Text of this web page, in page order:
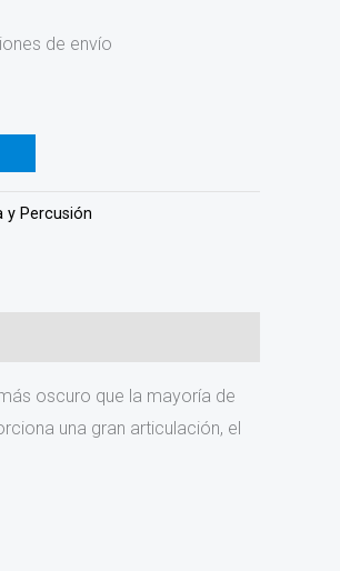
de envío
y Percusión
oscuro que la mayoría de
una gran articulación, el